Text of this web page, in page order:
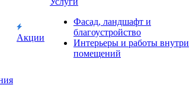
Акции
Фасад, ландшафт и
благоустройство
Интерьеры и работы внутри
помещений